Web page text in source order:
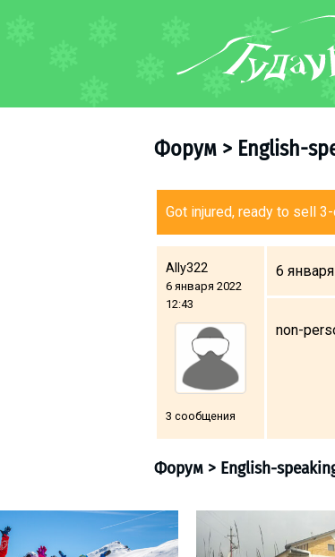
Форум > English-
Got injured, ready to sell
Ally322
6 января 2022
12:43
3 сообщения
6
non-
Дети в Гудаури
Календарь событий
Телеграм-канал
Гудаури
INFO
Квартиры
Коттеджи